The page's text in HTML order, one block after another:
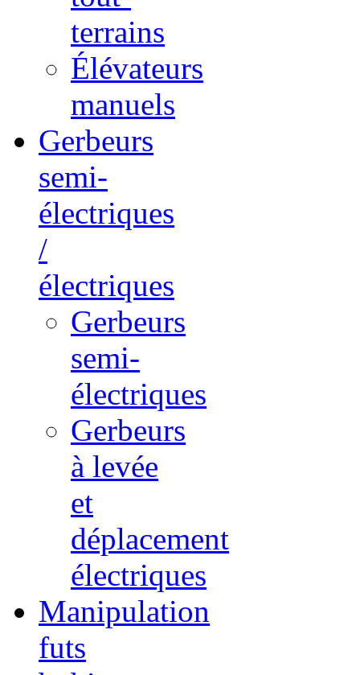
terrains
Élévateurs
manuels
Gerbeurs
semi-
électriques
/
électriques
Gerbeurs
semi-
électriques
Gerbeurs
à levée
et
déplacement
électriques
Manipulation
futs